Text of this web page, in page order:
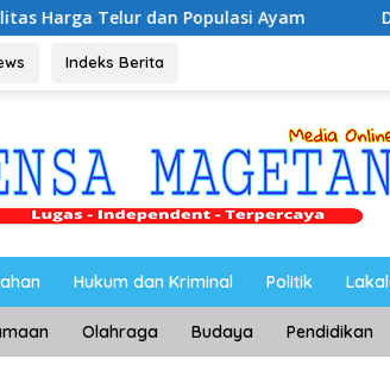
Ayam Dukung Pengembangan
Indeks Berita
Hukum dan Kriminal Politik
Olahraga Budaya Pendidikan